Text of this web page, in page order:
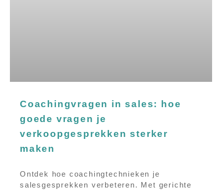
Coachingvragen in sales: hoe
goede vragen je
verkoopgesprekken sterker
maken
Ontdek hoe coachingtechnieken je
salesgesprekken verbeteren. Met gerichte